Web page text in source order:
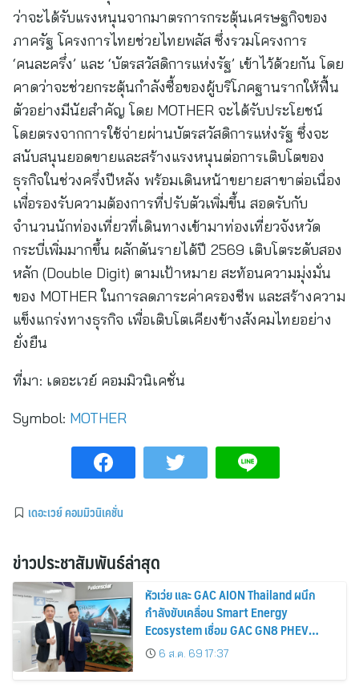
ว่าจะได้รับแรงหนุนจากมาตรการกระตุ้นเศรษฐกิจของ
ภาครัฐ โครงการไทยช่วยไทยพลัส ซึ่งรวมโครงการ
‘คนละครึ่ง’ และ ‘บัตรสวัสดิการแห่งรัฐ’ เข้าไว้ด้วยกัน โดย
คาดว่าจะช่วยกระตุ้นกำลังซื้อของผู้บริโภคฐานรากให้ฟื้น
ตัวอย่างมีนัยสำคัญ โดย MOTHER จะได้รับประโยชน์
โดยตรงจากการใช้จ่ายผ่านบัตรสวัสดิการแห่งรัฐ ซึ่งจะ
สนับสนุนยอดขายและสร้างแรงหนุนต่อการเติบโตของ
ธุรกิจในช่วงครึ่งปีหลัง พร้อมเดินหน้าขยายสาขาต่อเนื่อง
เพื่อรองรับความต้องการที่ปรับตัวเพิ่มขึ้น สอดรับกับ
จำนวนนักท่องเที่ยวที่เดินทางเข้ามาท่องเที่ยวจังหวัด
กระบี่เพิ่มมากขึ้น ผลักดันรายได้ปี 2569 เติบโตระดับสอง
หลัก (Double Digit) ตามเป้าหมาย สะท้อนความมุ่งมั่น
ของ MOTHER ในการลดภาระค่าครองชีพ และสร้างความ
แข็งแกร่งทางธุรกิจ เพื่อเติบโตเคียงข้างสังคมไทยอย่าง
ยั่งยืน
ที่มา: เดอะเวย์ คอมมิวนิเคชั่น
Symbol: MOTHER
เดอะเวย์ คอมมิวนิเคชั่น
ข่าวประชาสัมพันธ์ล่าสุด
หัวเว่ย และ GAC AION Thailand ผนึก
กำลังขับเคลื่อน Smart Energy
Ecosystem เชื่อม GAC GN8 PHEV
รถยนต์ MPV ระดับพรีเมียม เข้ากับ
พลังงานแสงอาทิตย์ภายในบ้าน
6 ส.ค. 69 17:37